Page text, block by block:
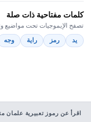
كلمات مفتاحية ذات صلة
تصفح الإيموجيات تحت مواضيع
يد
رمز راية وجه
اقرأ عن رموز تعبيرية علمان